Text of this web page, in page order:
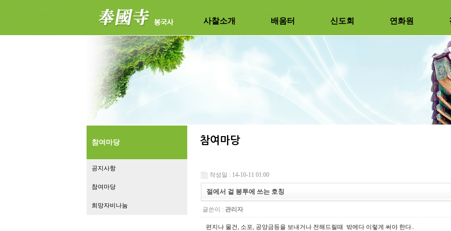
사찰소개 배움터 신도회 연화원
참여마당
공지사항
참여마당
희망자비나눔
작성일 : 14-10-11 01:00
절에서 겉 봉투에 쓰는 호칭
글쓴이 : 관리자
편지나 물건, 소포, 공양금등을 보내거나 전해드릴때 밖에다 이렇게 써야 한다..